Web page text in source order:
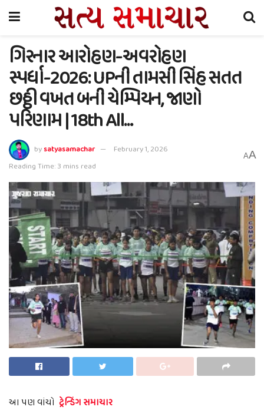
ગિરનાર આરોહણ-અવરોહણ
સ્પર્ધા-2026: UPની તામસી સિંહ સતત
છઠ્ઠી વખત બની ચેમ્પિયન, જાણો
પરિણામ | 18th All…
bysatyasamachar
February 1, 2026
Reading Time: 3 mins read
AA
આ પણ વાંચો ટ્રેન્ડિંગ સમાચાર